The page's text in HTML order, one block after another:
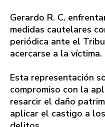
Gerardo R. C.
medidas cautelares
periódica ante el
acercarse a la víctima.
Esta representación
compromiso con la
resarcir el daño
aplicar el castigo a